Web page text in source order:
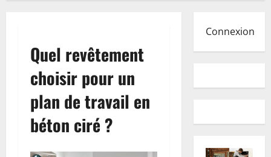
Quel revêtement
choisir pour un
plan de travail en
béton ciré ?
Connexion